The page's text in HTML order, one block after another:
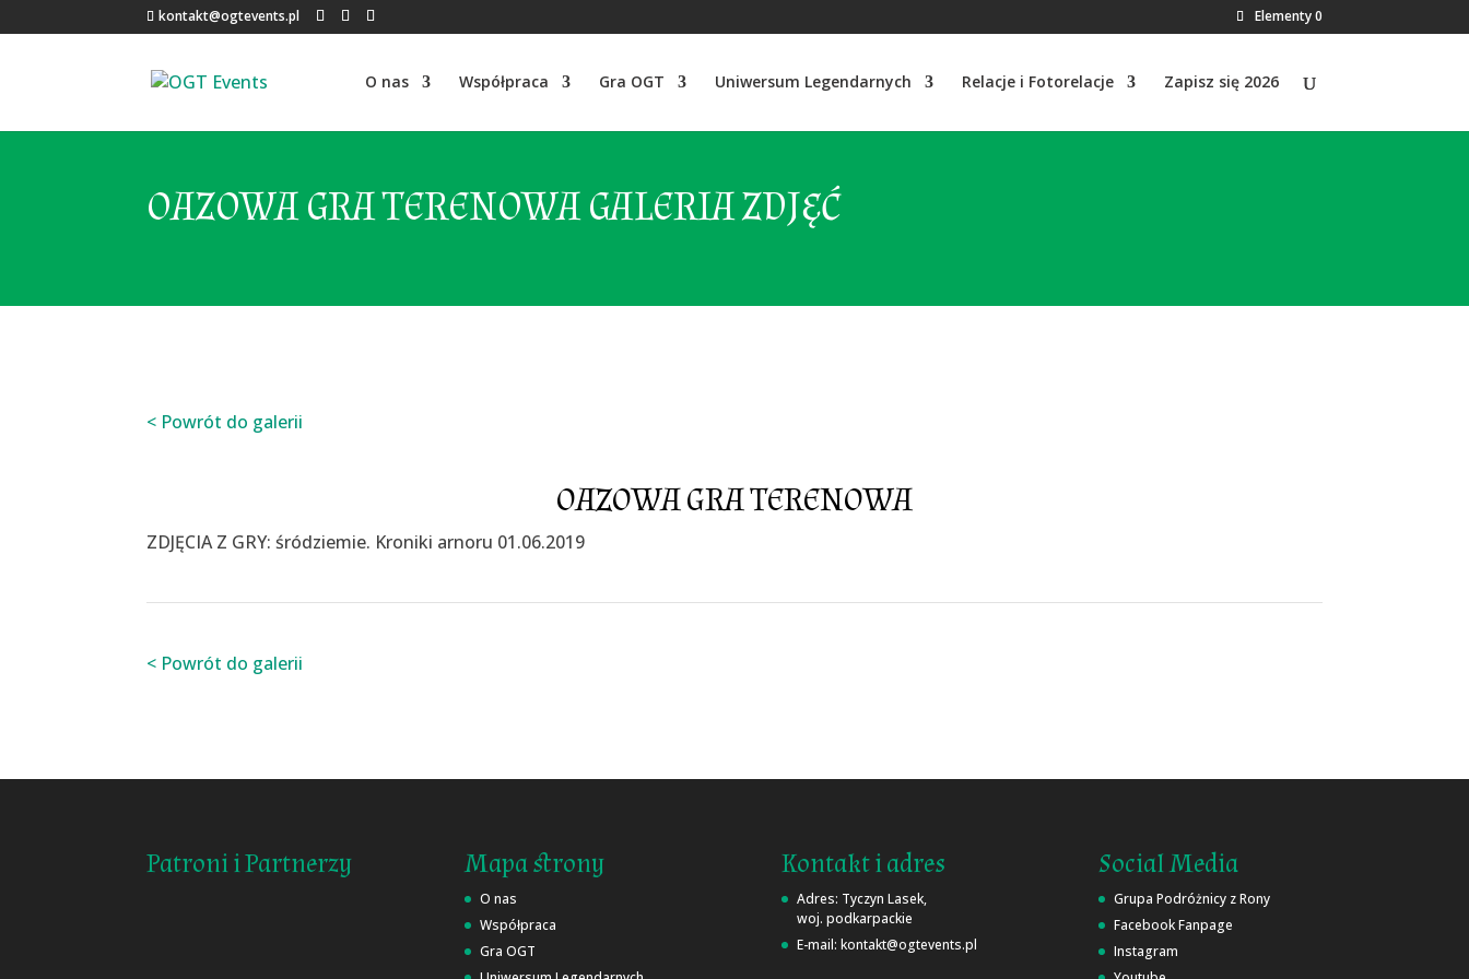
kontakt@ogtevents.pl Elementy 0
O nas Współpraca Gra OGT Uniwersum Legendarnych Relacje i Fotorelacje Zapisz się 2026
OAZOWA GRA TERENOWA GALERIA ZDJĘĆ
< Powrót do galerii
OAZOWA GRA TERENOWA
ZDJĘCIA Z GRY: śródziemie. Kroniki arnoru 01.06.2019
< Powrót do galerii
Patroni i Partnerzy Mapa strony
O nas
Współpraca
Gra OGT
Kontakt i adres
Adres: Tyczyn Lasek,
woj. podkarpackie
E-mail: kontakt@ogtevents.pl
Social Media
Grupa Podróżnicy z Rony
Facebook Fanpage
Instagram